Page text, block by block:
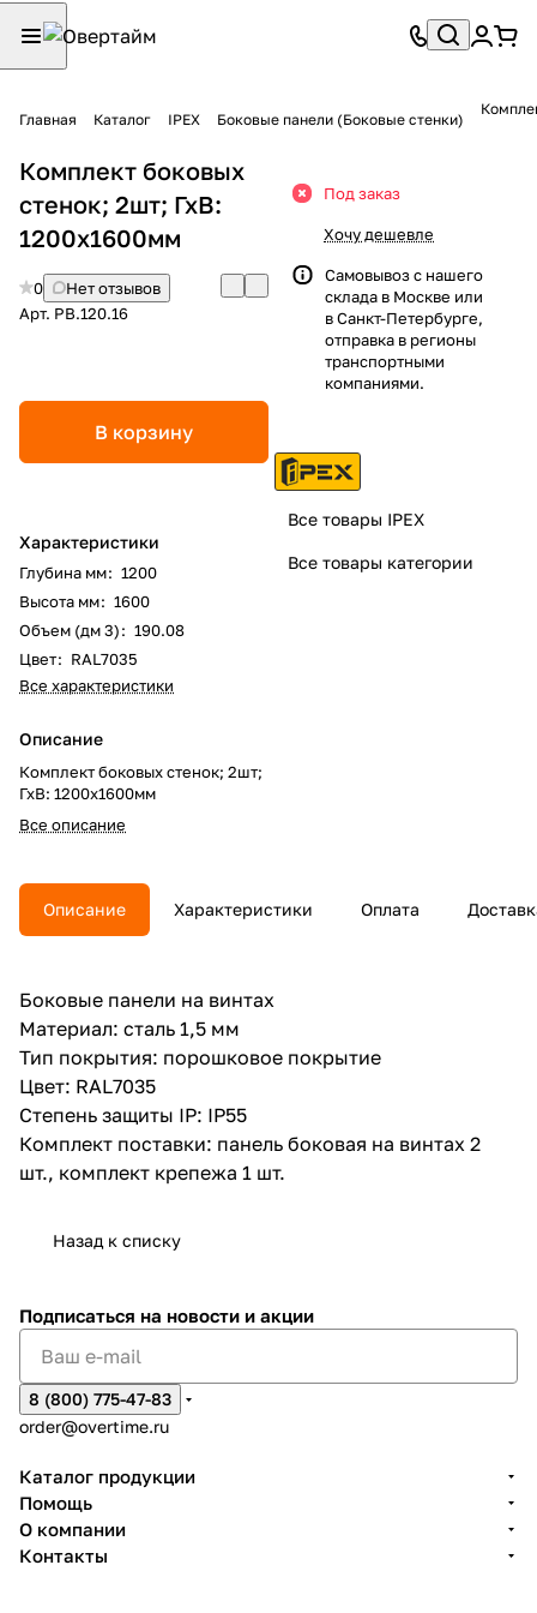
Главная Каталог IPEX Боковые панели (Боковые стенки)
Комплект боковых
стенок; 2шт; ГхВ:
1200х1600мм
0
Нет отзывов
Арт. PB.120.16
В корзину
Характеристики
Глубина мм: 1200
Высота мм: 1600
Объем (дм 3): 190.08
Цвет: RAL7035
Все характеристики
Описание
Комплект боковых стенок; 2шт;
ГхВ: 1200х1600мм
Все описание
Под заказ
Хочу дешевле
Самовывоз с нашего
склада в Москве или
в Санкт-Петербурге,
отправка в регионы
транспортными
компаниями.
Все товары IPEX
Все товары категории
Описание Характеристики Оплата
Боковые панели на винтах
Материал: сталь 1,5 мм
Тип покрытия: порошковое покрытие
Цвет: RAL7035
Степень защиты IP: IP55
Комплект поставки: панель боковая на винтах 2
шт., комплект крепежа 1 шт.
Назад к списку
Подписаться на новости и акции
8 (800) 775-47-83
order@overtime.ru
Каталог продукции
Помощь
О компании
Контакты